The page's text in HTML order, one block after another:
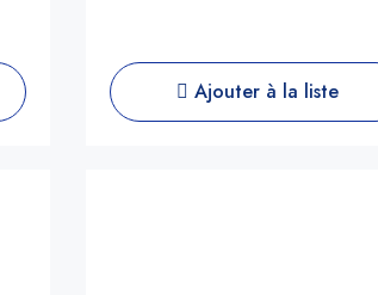
Ajouter à la liste